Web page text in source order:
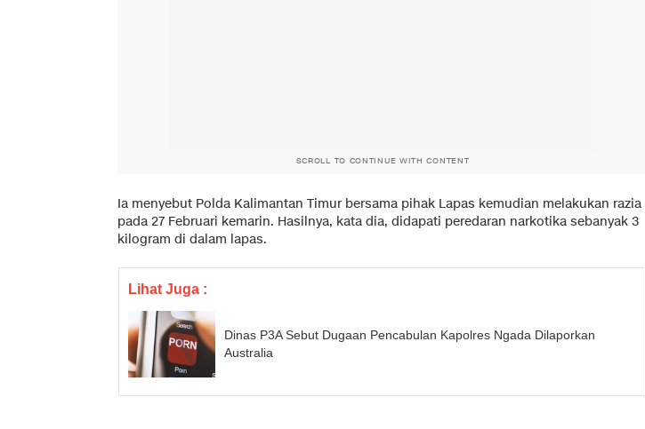
SCROLL TO CONTINUE WITH CONTENT
Ia menyebut Polda Kalimantan Timur bersama pihak Lapas kemudian melakukan razia
pada 27 Februari kemarin. Hasilnya, kata dia, didapati peredaran narkotika sebanyak 3
kilogram di dalam lapas.
Lihat Juga :
Dinas P3A Sebut Dugaan Pencabulan Kapolres Ngada Dilaporkan
Australia